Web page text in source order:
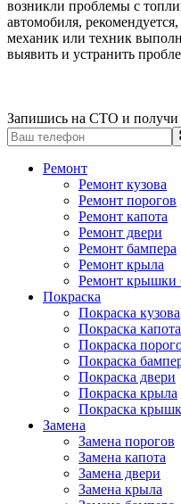
возникли проблемы с
автомобиля,
механик или техник
выявить и устранить
Запишись на СТО и получи
Ремонт
Ремонт кузова
Ремонт порогов
Ремонт капота
Ремонт двери
Ремонт бампера
Ремонт крыла
Ремонт крышки
Покраска
Покраска кузова
Покраска капота
Покраска
Покраска
Покраска двери
Покраска крыла
Покраска
Замена
Замена порогов
Замена капота
Замена двери
Замена крыла